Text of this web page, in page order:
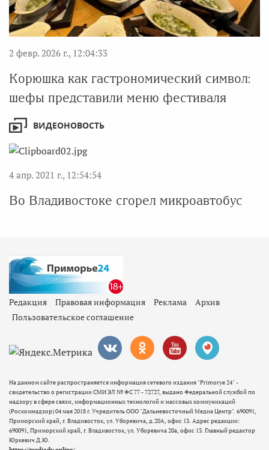
2 февр. 2026 г., 12:04:33
Корюшка как гастрономический символ:
шефы представили меню фестиваля
ВИДЕОНОВОСТЬ
4 апр. 2021 г., 12:54:54
Во Владивостоке сгорел микроавтобус
Редакция Правовая информация Реклама
Архив
Пользовательское соглашение
На данном сайте распространяется информация сетевого издания "Primorye 24" -
свидетельство о регистрации СМИ ЭЛ № ФС 77 - 72727, выдано Федеральной службой по
надзору в сфере связи, информационных технологий и массовых коммуникаций
(Роскомнадзор) 04 мая 2018 г. Учредитель ООО "Дальневосточный Медиа Центр". 690091,
Приморский край, г. Владивосток, ул. Уборевича, д.20А, офис 13. Адрес редакции:
690091, Приморский край, г. Владивосток, ул. Уборевича 20а, офис 13. Главный редактор
Юркевич Д.Ю.